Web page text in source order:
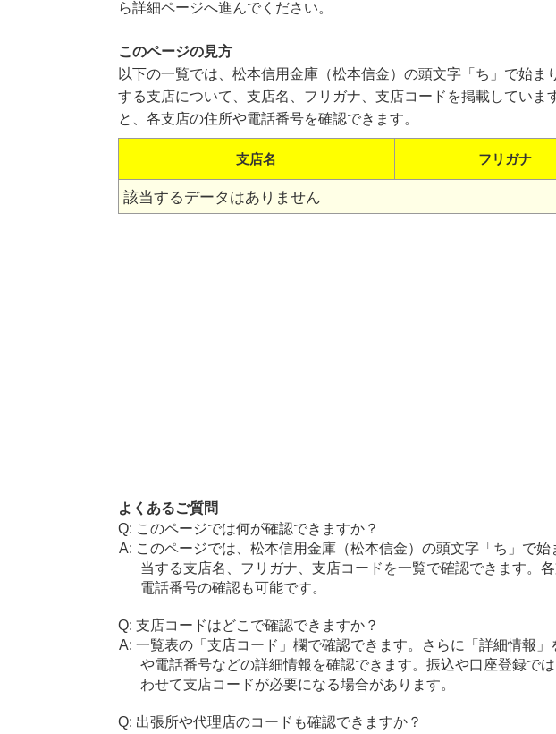
ら詳細ページへ進んでください。
このページの見方
以下の一覧では、松本信用金庫（松本信金）の頭文字「ち」で始ま
する支店について、支店名、フリガナ、支店コードを掲載していま
と、各支店の住所や電話番号を確認できます。
支店名 フリガナ
該当するデータはありません
よくあるご質問
このページでは何が確認できますか？
このページでは、松本信用金庫（松本信金）の頭文字「ち」で
当する支店名、フリガナ、支店コードを一覧で確認できます。
電話番号の確認も可能です。
支店コードはどこで確認できますか？
一覧表の「支店コード」欄で確認できます。さらに「詳細情報
や電話番号などの詳細情報を確認できます。振込や口座登録で
わせて支店コードが必要になる場合があります。
出張所や代理店のコードも確認できますか？